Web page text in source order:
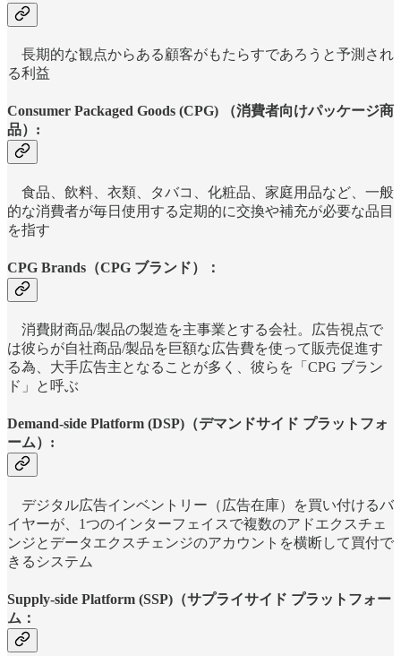
長期的な観点からある顧客がもたらすであろうと予測され
る利益
Consumer Packaged Goods (CPG) （消費者向けパッケージ商
品）:
食品、飲料、衣類、タバコ、化粧品、家庭用品など、一般
的な消費者が毎日使用する定期的に交換や補充が必要な品目
を指す
CPG Brands（CPG ブランド）：
消費財商品/製品の製造を主事業とする会社。広告視点で
は彼らが自社商品/製品を巨額な広告費を使って販売促進す
る為、大手広告主となることが多く、彼らを「CPG ブラン
ド」と呼ぶ
Demand-side Platform (DSP)（デマンドサイド プラットフォ
ーム）:
デジタル広告インベントリー（広告在庫）を買い付けるバ
イヤーが、1つのインターフェイスで複数のアドエクスチェ
ンジとデータエクスチェンジのアカウントを横断して買付で
きるシステム
Supply-side Platform (SSP)（サプライサイド プラットフォー
ム ：